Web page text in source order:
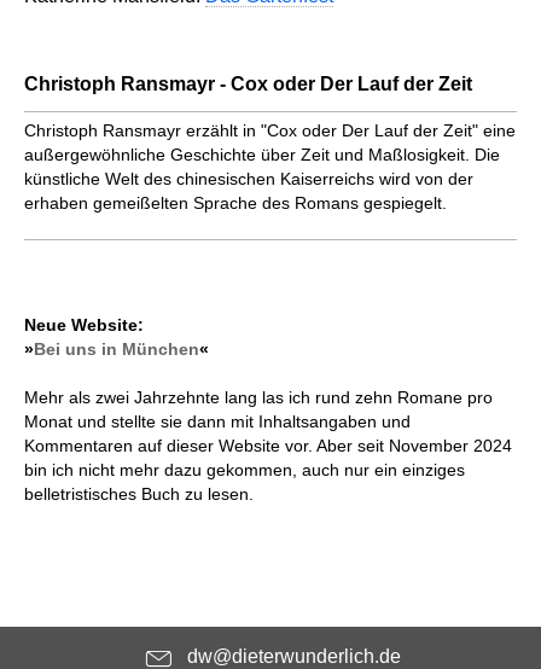
Christoph Ransmayr - Cox oder Der Lauf der Zeit
Christoph Ransmayr erzählt in "Cox oder Der Lauf der Zeit" eine
außergewöhnliche Geschichte über Zeit und Maßlosigkeit. Die
künstliche Welt des chinesischen Kaiserreichs wird von der
erhaben gemeißelten Sprache des Romans gespiegelt.
Neue Website:
»Bei uns in München«
Mehr als zwei Jahrzehnte lang las ich rund zehn Romane pro
Monat und stellte sie dann mit Inhaltsangaben und
Kommentaren auf dieser Website vor. Aber seit November 2024
bin ich nicht mehr dazu gekommen, auch nur ein einziges
belletristisches Buch zu lesen.
dw@dieterwunderlich.de